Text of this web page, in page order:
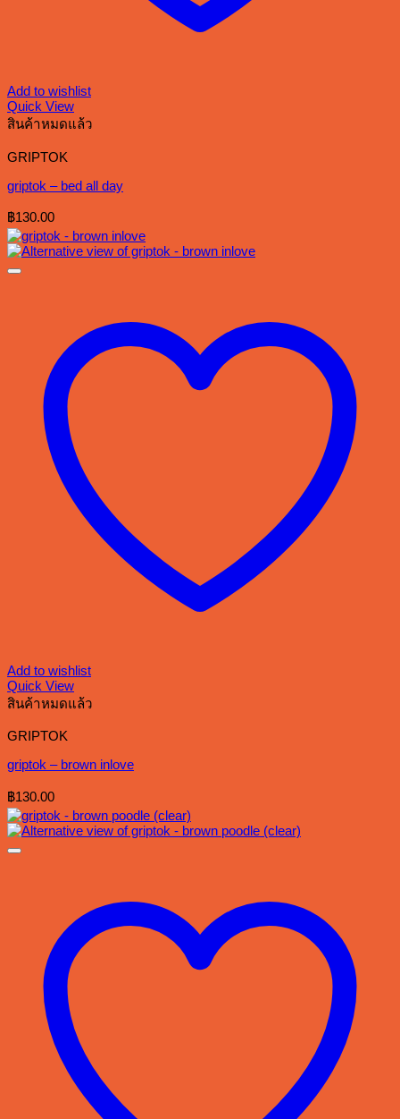
Add to wishlist
Quick View
สินค้าหมดแล้ว
GRIPTOK
griptok – bed all day
฿130.00
Add to wishlist
Quick View
สินค้าหมดแล้ว
GRIPTOK
griptok – brown inlove
฿130.00